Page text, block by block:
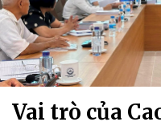
Vai trò của